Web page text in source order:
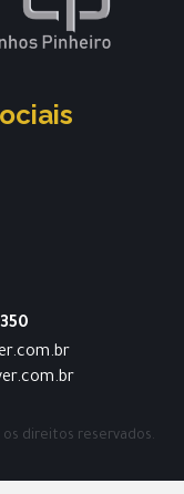
os direitos reservados.